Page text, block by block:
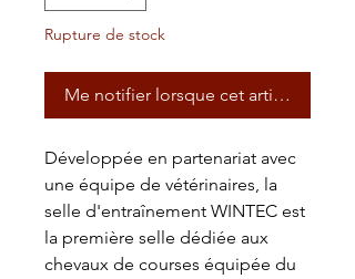
Rupture de stock
Me notifier lorsque cet article est
Développée en partenariat avec
une équipe de vétérinaires, la
selle d'entraînement WINTEC est
la première selle dédiée aux
chevaux de courses équipée du